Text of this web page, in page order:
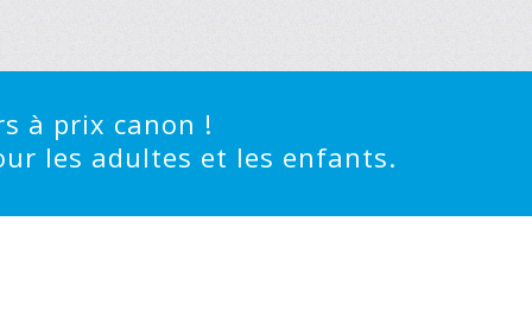
à prix canon !
les adultes et les enfants.